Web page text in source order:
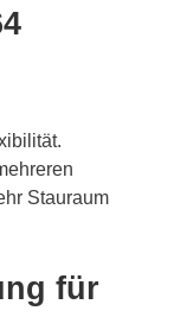
Stauraum
für